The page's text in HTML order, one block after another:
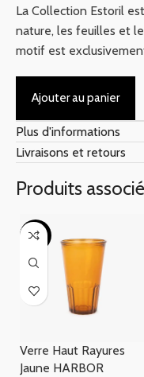
La Collection Estoril
nature, les feuilles et
motif est
Ajouter au panier
Plus d'informations
Livraisons et retours
Produits
-42%
Verre Haut Rayures
Jaune HARBOR